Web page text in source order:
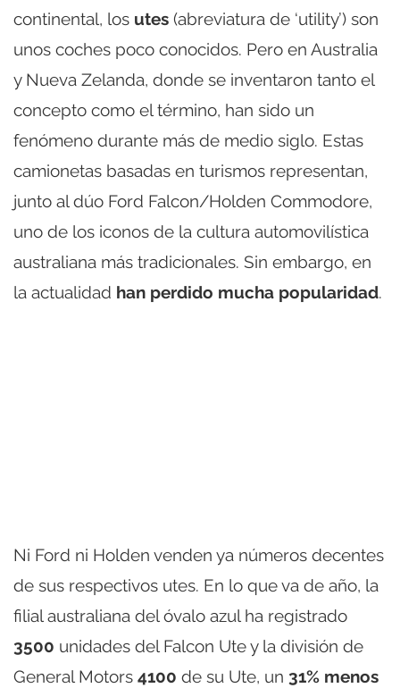
continental, los utes (abreviatura de ‘utility’) son
unos coches poco conocidos. Pero en Australia
y Nueva Zelanda, donde se inventaron tanto el
concepto como el término, han sido un
fenómeno durante más de medio siglo. Estas
camionetas basadas en turismos representan,
junto al dúo Ford Falcon/Holden Commodore,
uno de los iconos de la cultura automovilística
australiana más tradicionales. Sin embargo, en
la actualidad han perdido mucha popularidad.
Ni Ford ni Holden venden ya números decentes
de sus respectivos utes. En lo que va de año, la
filial australiana del óvalo azul ha registrado
3500 unidades del Falcon Ute y la división de
General Motors 4100 de su Ute, un 31% menos